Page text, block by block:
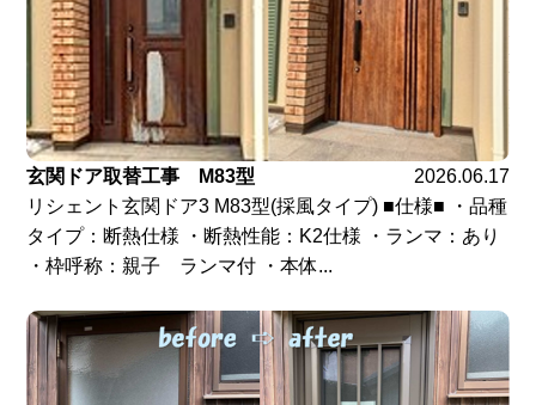
玄関ドア取替工事 M83型
2026.06.17
リシェント玄関ドア3 M83型(採風タイプ) ■仕様■ ・品種
タイプ：断熱仕様 ・断熱性能：K2仕様 ・ランマ：あり
・枠呼称：親子 ランマ付 ・本体...